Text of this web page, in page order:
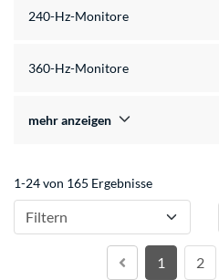
240-Hz-Monitore
360-Hz-Monitore
mehr anzeigen
1-24 von 165 Ergebnisse
Filtern
1 2